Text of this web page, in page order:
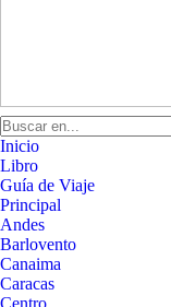
Inicio
Libro
Guía de Viaje
Principal
Andes
Barlovento
Canaima
Caracas
Centro